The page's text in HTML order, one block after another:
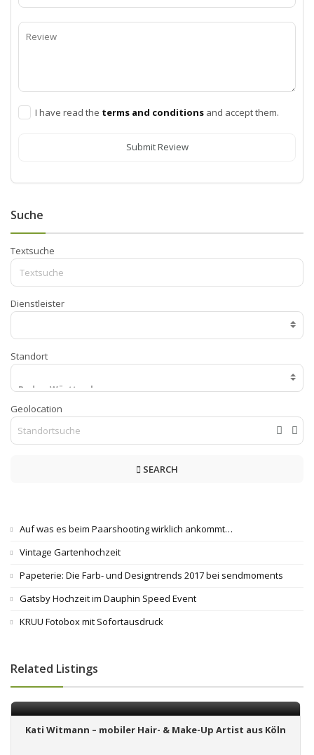
I have read the terms and conditions and accept them.
Submit Review
Suche
Textsuche
Dienstleister
Standort
Geolocation
SEARCH
Auf was es beim Paarshooting wirklich ankommt…
Vintage Gartenhochzeit
Papeterie: Die Farb- und Designtrends 2017 bei sendmoments
Gatsby Hochzeit im Dauphin Speed Event
KRUU Fotobox mit Sofortausdruck
Related Listings
Kati Witmann – mobiler Hair- & Make-Up Artist aus Köln